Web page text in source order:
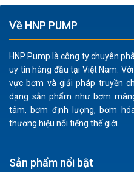
áp lực lên đến 8.4 bar,
Khả năng xử lý chất
chứa hạt rắn kích thước
các ứng dụng bùn hoặc
An toàn vận hành:Là
DF3525 an toàn khi
điện.
Về HNP PUMP
HNP Pump là công ty chuyên
uy tín hàng đầu tại Việt Nam.
vực bơm và giải pháp truyền
dạng sản phẩm như bơm
tâm, bơm định lượng, bơm
thương hiệu nổi tiếng thế giới.
Sản phẩm nổi bật